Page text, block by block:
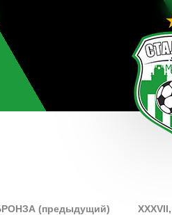
(предыдущий)